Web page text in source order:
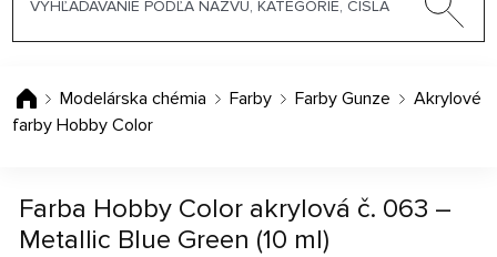
Modelárska chémia Farby Farby Gunze
Akrylové
farby Hobby Color
Farba Hobby Color akrylová č. 063 –
Metallic Blue Green (10 ml)